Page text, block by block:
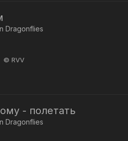
Dragonflies
© RVV
- полетать
Dragonflies